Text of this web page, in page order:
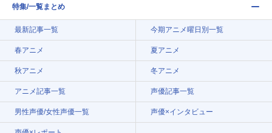
特集/一覧まとめ
最新記事一覧 今期アニメ曜日別一覧
春アニメ 夏アニメ
秋アニメ 冬アニメ
アニメ記事一覧 声優記事一覧
男性声優/女性声優一覧 声優×インタビュー